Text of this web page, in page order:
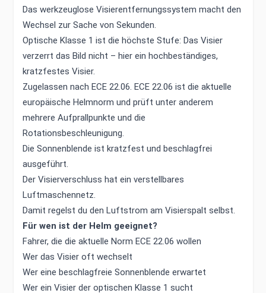
Das werkzeuglose Visierentfernungssystem macht den
Wechsel zur Sache von Sekunden.
Optische Klasse 1 ist die höchste Stufe: Das Visier
verzerrt das Bild nicht – hier ein hochbeständiges,
kratzfestes Visier.
Zugelassen nach ECE 22.06. ECE 22.06 ist die aktuelle
europäische Helmnorm und prüft unter anderem
mehrere Aufprallpunkte und die
Rotationsbeschleunigung.
Die Sonnenblende ist kratzfest und beschlagfrei
ausgeführt.
Der Visierverschluss hat ein verstellbares
Luftmaschennetz.
Damit regelst du den Luftstrom am Visierspalt selbst.
Für wen ist der Helm geeignet?
Fahrer, die die aktuelle Norm ECE 22.06 wollen
Wer das Visier oft wechselt
Wer eine beschlagfreie Sonnenblende erwartet
Wer ein Visier der optischen Klasse 1 sucht